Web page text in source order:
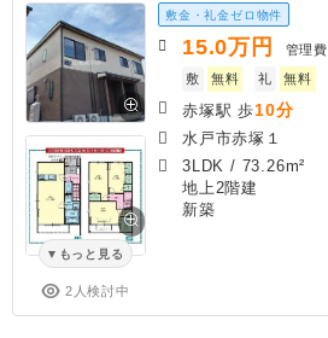
もっと見る
2人検討中
敷金・礼金ゼロ物件
15.0万円 管理費
敷
無料 礼 無料
赤塚駅 歩10分
水戸市赤塚１
3LDK / 73.26m²
地上2階建
新築